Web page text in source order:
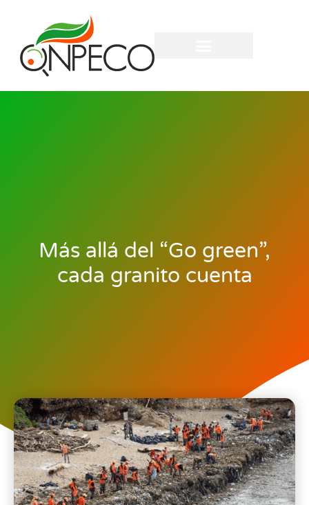
Más allá del “Go green”,
cada granito cuenta